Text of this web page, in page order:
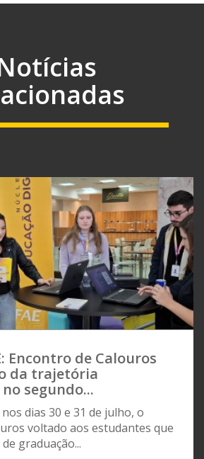
Encontro de Calouros
da trajetória
segundo...
dias 30 e 31 de julho, o
voltado aos estudantes que
graduação...